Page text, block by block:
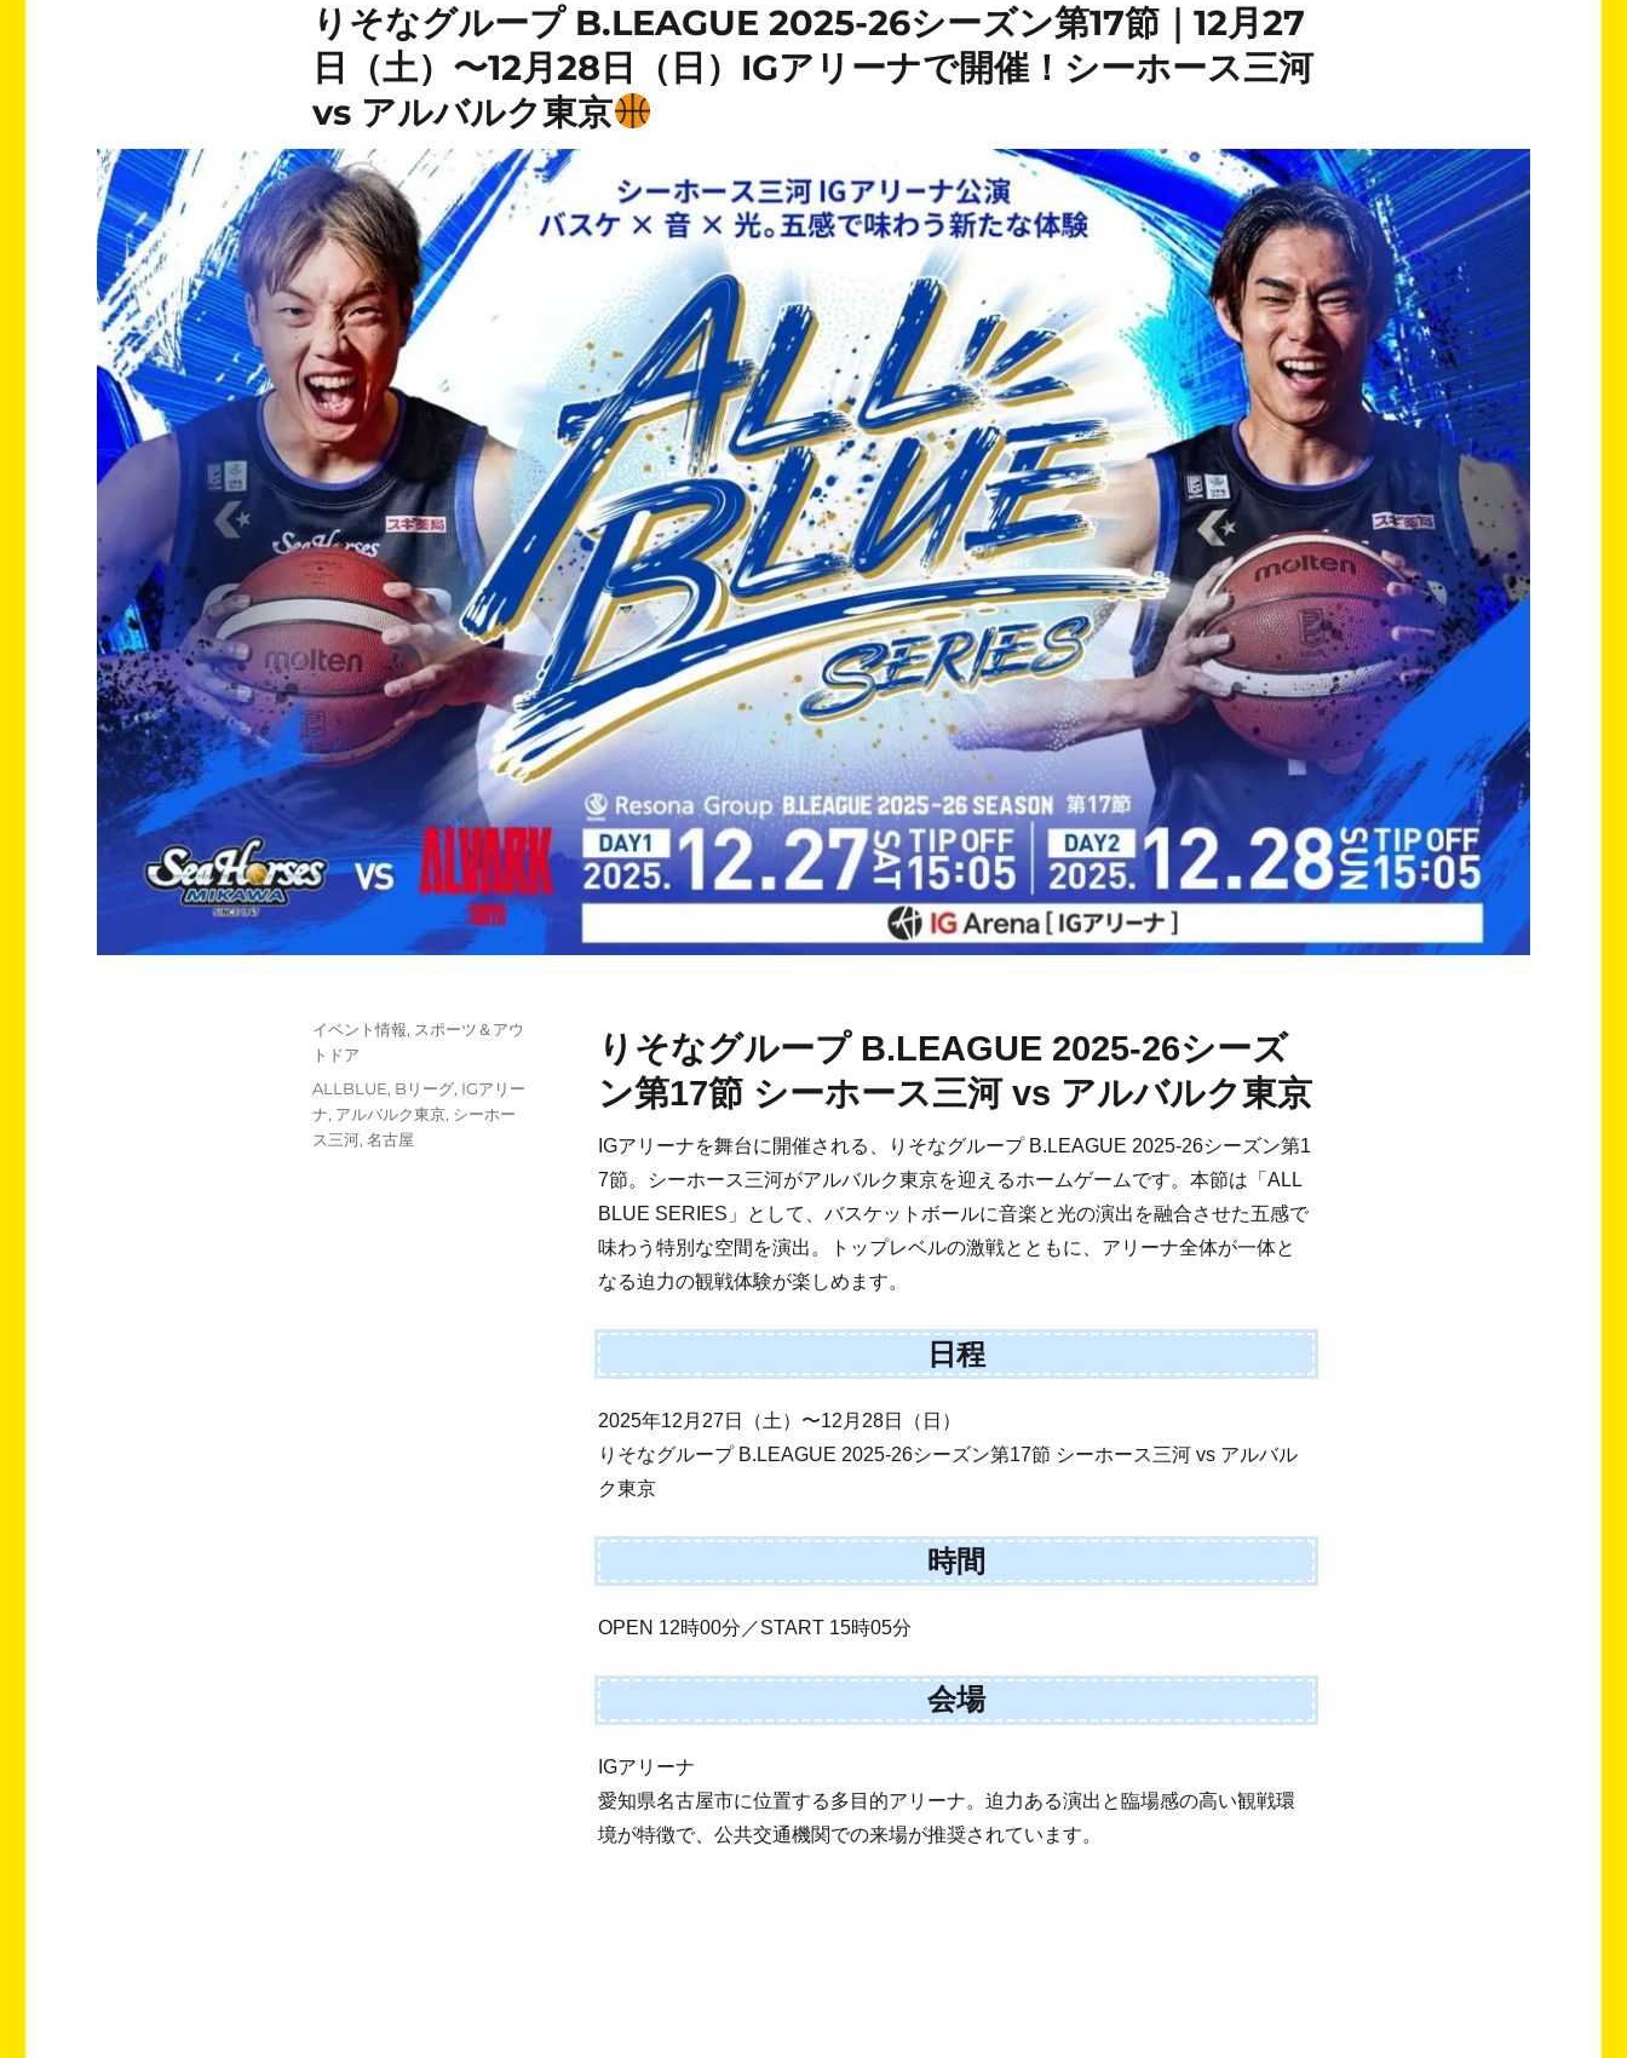
りそなグループ B.LEAGUE 2025-26シーズン第17節｜12月27
日（土）〜12月28日（日）IGアリーナで開催！シーホース三河
vs アルバルク東京
りそなグループ B.LEAGUE 2025-26シーズ
ン第17節 シーホース三河 vs アルバルク東京
IGアリーナを舞台に開催される、りそなグループ B.LEAGUE 2025-26シーズン第1
7節。シーホース三河がアルバルク東京を迎えるホームゲームです。本節は「ALL
BLUE SERIES」として、バスケットボールに音楽と光の演出を融合させた五感で
味わう特別な空間を演出。トップレベルの激戦とともに、アリーナ全体が一体と
なる迫力の観戦体験が楽しめます。
日程
2025年12月27日（土）〜12月28日（日）
りそなグループ B.LEAGUE 2025-26シーズン第17節 シーホース三河 vs アルバル
ク東京
時間
OPEN 12時00分／START 15時05分
会場
IGアリーナ
愛知県名古屋市に位置する多目的アリーナ。迫力ある演出と臨場感の高い観戦環
境が特徴で、公共交通機関での来場が推奨されています。
投
稿
日:
カ
テ
リ
ー
イベント情報, スポーツ＆アウ
トドア
タ
グ
ALLBLUE, Bリーグ, IGアリー
ナ, アルバルク東京, シーホー
ス三河, 名古屋